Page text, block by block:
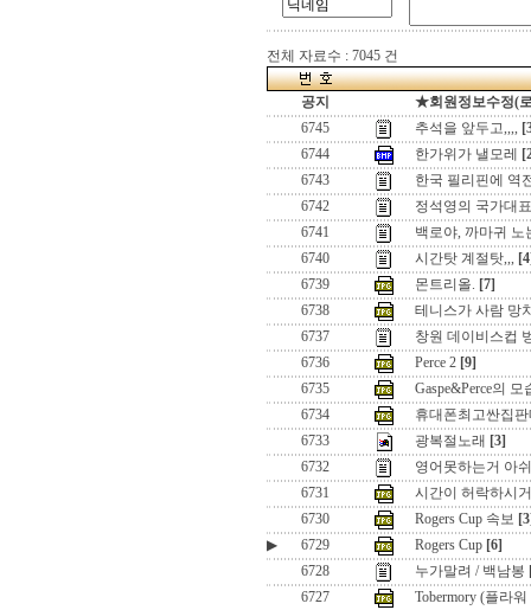
전체 자료수 : 7045 건
공지
★회원정보수정(
6745
추석을 앞두고,,,,
6744
한가위가 낼모레
6743
한국 필리핀에 역
6742
정석영의 국가대
6741
백로야, 까마귀 노
6740
시간탓 계절탓,,,
6739
몬트리올. [7]
6738
테니스가 사람 망
6737
창원 데이비스컵
6736
Perce 2 [9]
6735
Gaspe&Perce의
6734
휴대폰최고싼집
6733
광복절노래 [3]
6732
영어못하는거 아
6731
시간이 허락하시
6730
Rogers Cup 속보
▶
6729 Rogers Cup [6]
6728
누가말려 / 백남봉
6727
Tobermory (플라